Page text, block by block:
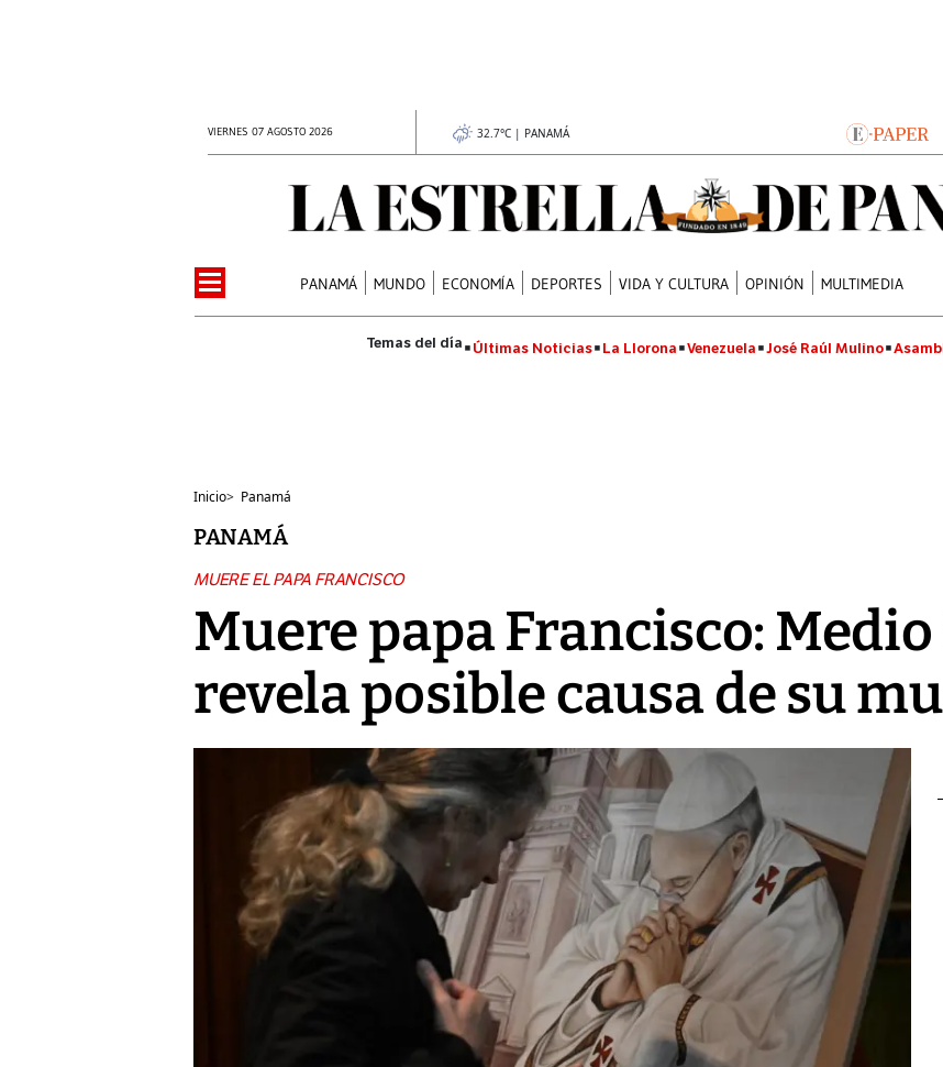
VIERNES 07 AGOSTO 2026 32.7°C | PANAMÁ
PANAMÁ MUNDO ECONOMÍA DEPORTES VIDA Y CULTURA OPINIÓN MULTIMEDIA
Últimas Noticias La Llorona Venezuela José Raúl Mulino
Inicio> Panamá
PANAMÁ
MUERE EL PAPA FRANCISCO
Muere papa Francisco:
revela posible causa de su
Video: Lula lanza su
candidatura con
promesas de inversión
en defensa, educación y
tierras raras